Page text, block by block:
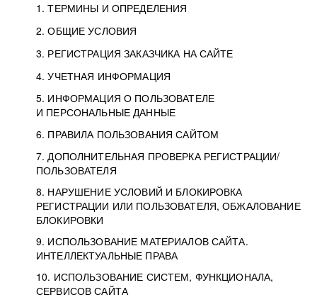
1. ТЕРМИНЫ И ОПРЕДЕЛЕНИЯ
2. ОБЩИЕ УСЛОВИЯ
3. РЕГИСТРАЦИЯ ЗАКАЗЧИКА НА САЙТЕ
4. УЧЕТНАЯ ИНФОРМАЦИЯ
5. ИНФОРМАЦИЯ О ПОЛЬЗОВАТЕЛЕ
И ПЕРСОНАЛЬНЫЕ ДАННЫЕ
6. ПРАВИЛА ПОЛЬЗОВАНИЯ САЙТОМ
7. ДОПОЛНИТЕЛЬНАЯ ПРОВЕРКА РЕГИСТРАЦИИ/
ПОЛЬЗОВАТЕЛЯ
8. НАРУШЕНИЕ УСЛОВИЙ И БЛОКИРОВКА
РЕГИСТРАЦИИ ИЛИ ПОЛЬЗОВАТЕЛЯ, ОБЖАЛОВАНИЕ
БЛОКИРОВКИ
9. ИСПОЛЬЗОВАНИЕ МАТЕРИАЛОВ САЙТА.
ИНТЕЛЛЕКТУАЛЬНЫЕ ПРАВА
10. ИСПОЛЬЗОВАНИЕ СИСТЕМ, ФУНКЦИОНАЛА,
СЕРВИСОВ САЙТА